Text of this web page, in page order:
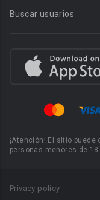
Buscar usuarios
¡Atención! El sitio
personas menores de 18
Privacy policy